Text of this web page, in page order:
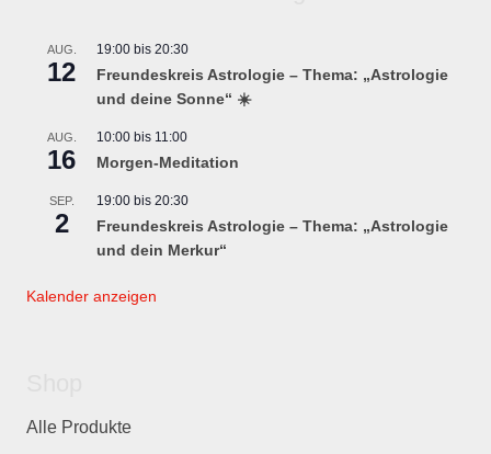
AUG.
12
19:00 bis 20:30
Freundeskreis Astrologie – Thema: „Astrologie
und deine Sonne“ ☀️
AUG.
16
10:00 bis 11:00
Morgen-Meditation
SEP.
2
19:00 bis 20:30
Freundeskreis Astrologie – Thema: „Astrologie
und dein Merkur“
Kalender anzeigen
Alle Produkte